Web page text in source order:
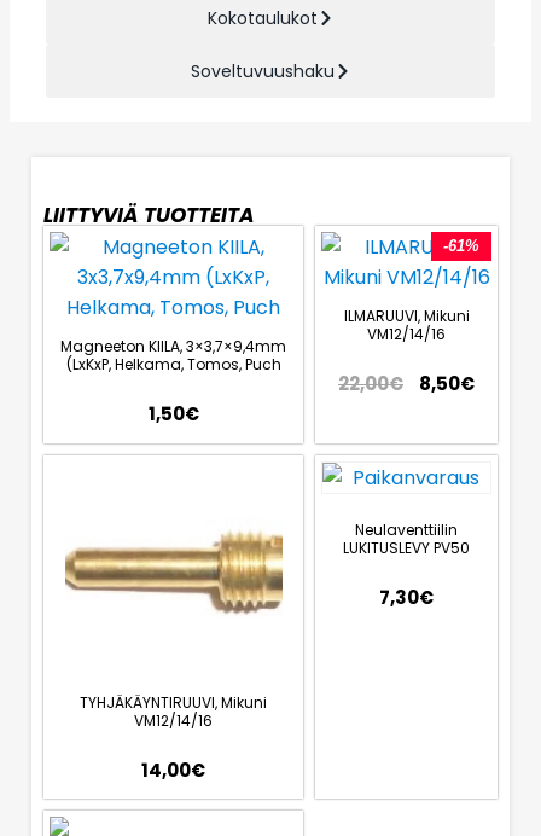
Kokotaulukot
Soveltuvuushaku
LIITTYVIÄ TUOTTEITA
Magneeton KIILA, 3×3,7×9,4mm
(LxKxP, Helkama, Tomos, Puch
1,50€
-61%
ILMARUUVI, Mikuni
VM12/14/16
22,00€ 8,50€
TYHJÄKÄYNTIRUUVI, Mikuni
VM12/14/16
14,00€
Neulaventtiilin
LUKITUSLEVY PV50
7,30€